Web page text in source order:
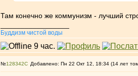
Там конечно же коммунизм - лучший
Буддизм чистой воды
№128342 Добавлено: Пн 22 Окт 12, 18:34 (14 лет